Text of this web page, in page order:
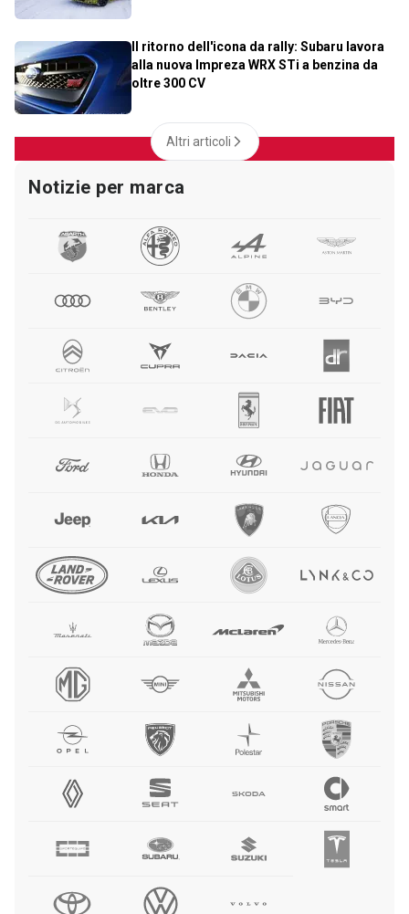
Il ritorno dell'icona da rally: Subaru lavora
alla nuova Impreza WRX STi a benzina da
oltre 300 CV
Altri articoli
Notizie per marca